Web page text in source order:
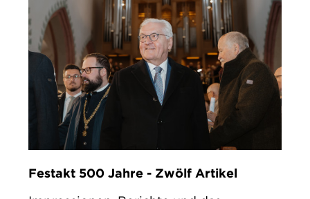
Festakt 500 Jahre - Zwölf Artikel